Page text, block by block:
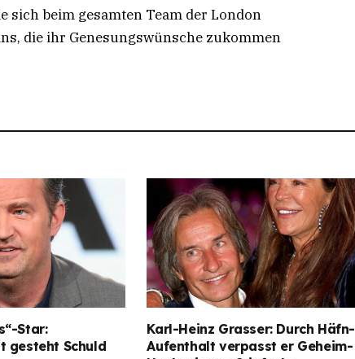
sich beim gesamten Team der London
die ihr Genesungswünsche zukommen
Star:
gesteht Schuld
Karl-Heinz Grasser: Durch Häfn-
Aufenthalt verpasst er Geheim-